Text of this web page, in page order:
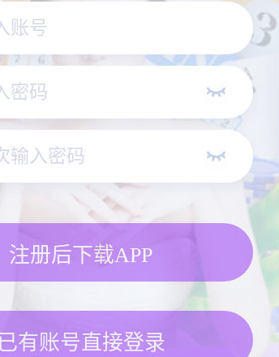
注册后下载APP
已有账号直接登录